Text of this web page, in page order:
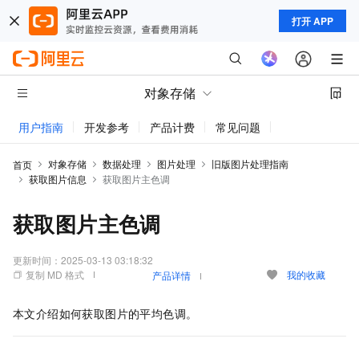
打开 APP
对象存储
用户指南 开发参考 产品计费 常见问题
首页 对象存储 数据处理 图片处理
旧版图片处理指南
获取图片信息
获取图片主色调
获取图片主色调
更新时间： 2025-03-13 03:18:32
复制 MD 格式
产品详情 我的收藏
本文介绍如何获取图片的平均色调。